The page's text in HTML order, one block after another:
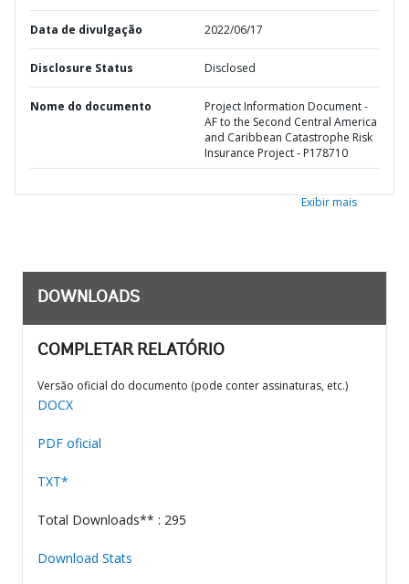
Data de divulgação 2022/06/17
Disclosure Status Disclosed
Nome do documento
Project Information Document -
AF to the Second Central America
and Caribbean Catastrophe Risk
Insurance Project - P178710
Exibir mais
DOWNLOADS
COMPLETAR RELATÓRIO
Versão oficial do documento (pode conter assinaturas, etc.)
DOCX
PDF oficial
TXT*
Total Downloads** : 295
Download Stats